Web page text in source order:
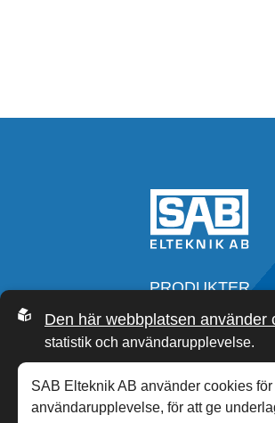
PRODUKTER
SERVICE
OM OSS
SAB ACADEMY
NYHETER
KONTAKT
Den här webbplatsen använder
statistik och användarupplevelse.
SAB Elteknik AB använder cookies för
användarupplevelse, för att ge